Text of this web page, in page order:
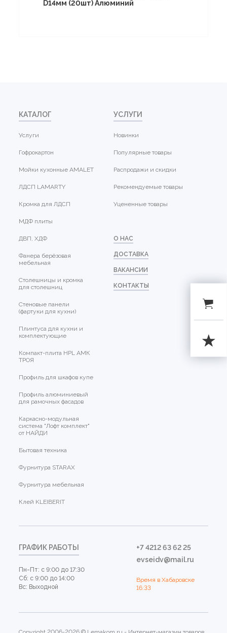
D14мм (20шт) Алюминий
КАТАЛОГ
Услуги
Гофрокартон
Мойки кухонные AMALET
ЛДСП LAMARTY
Кромка для ЛДСП
МДФ плиты
ДВП, ХДФ
Фанера берёзовая
мебельная
Столешницы и кромка
для столешниц
Стеновые панели
(фартуки для кухни)
Плинтуса для кухни и
комплектующие
Компакт-плита HPL АМК
ТРОЯ
Профиль для шкафов купе
Профиль алюминиевый
для рамочных фасадов
Каркасно-модульная
система "Лофт комплект"
от НАЙДИ
Бытовая техника
Фурнитура STARAX
Фурнитура мебельная
Клей KLEIBERIT
УСЛУГИ
Новинки
Популярные товары
Распродажи и скидки
Рекомендуемые товары
Уцененные товары
О НАС
ДОСТАВКА
ВАКАНСИИ
КОНТАКТЫ
ГРАФИК РАБОТЫ
Пн-Пт: с 9:00 до 17:30
Сб: с 9:00 до 14:00
Вс: Выходной
+7 4212 63 62 25
evseidv@mail.ru
Время в Хабаровске
16:33